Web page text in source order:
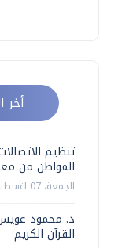
أخر
تنظيم
المواطن من
الجمعة، 07 اغسطس 2026 05:25 م
د. محمود
القرآن الكريم